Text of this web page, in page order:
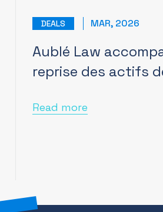
DEALS MAR, 2026
Aublé Law
reprise des actifs
Read more